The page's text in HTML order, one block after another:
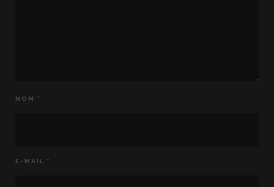
NOM *
E-MAIL *